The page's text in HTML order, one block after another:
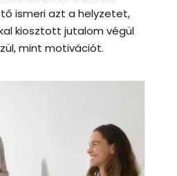
ismeri azt a helyzetet,
kiosztott jutalom végül
mint motivációt.